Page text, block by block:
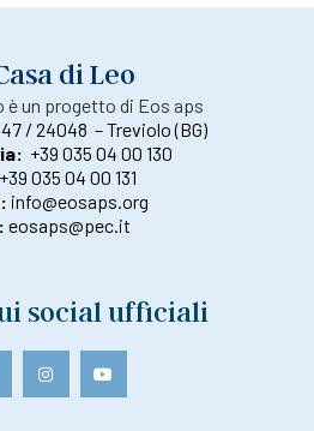
di Leo
è un progetto di Eos aps
/ 24048 – Treviolo (BG)
+39 035 04 00 130
+39 035 04 00 131
info@eosaps.org
eosaps@pec.it
social ufficiali